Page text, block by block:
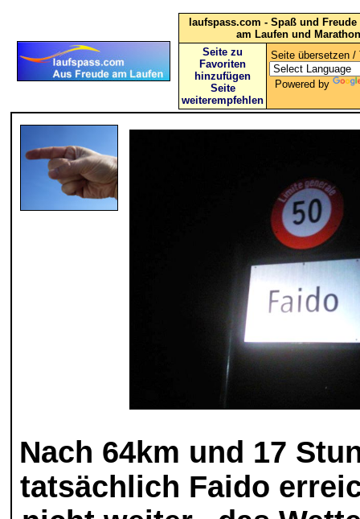
laufspass.com - Spaß und
am Laufen und Marathon
Seite zu
Favoriten
hinzufügen
Seite
weiterempfehlen
Seite übersetzen /
Powered by
Nach 64km und 17
tatsächlich Faido